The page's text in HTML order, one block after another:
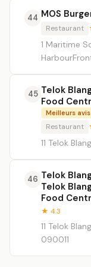
44 MOS
Restaurant
1 Maritime
45 Telok
Food
Meilleurs avis
Restaurant
11 Telok
46 Telok
Telok
Food
★ 4.3
11 Telok
090011